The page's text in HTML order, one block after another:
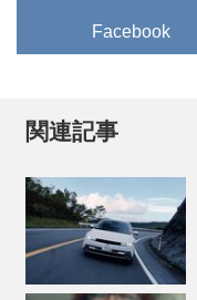
Facebook
関連記事